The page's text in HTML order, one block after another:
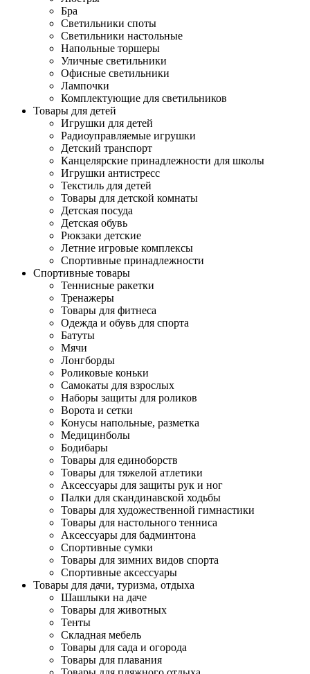
Бра
Светильники споты
Светильники настольные
Напольные торшеры
Уличные светильники
Офисные светильники
Лампочки
Комплектующие для светильников
Товары для детей
Игрушки для детей
Радиоуправляемые игрушки
Детский транспорт
Канцелярские принадлежности для школы
Игрушки антистресс
Текстиль для детей
Товары для детской комнаты
Детская посуда
Детская обувь
Рюкзаки детские
Летние игровые комплексы
Спортивные принадлежности
Спортивные товары
Теннисные ракетки
Тренажеры
Товары для фитнеса
Одежда и обувь для спорта
Батуты
Мячи
Лонгборды
Роликовые коньки
Самокаты для взрослых
Наборы защиты для роликов
Ворота и сетки
Конусы напольные, разметка
Медицинболы
Бодибары
Товары для единоборств
Товары для тяжелой атлетики
Аксессуары для защиты рук и ног
Палки для скандинавской ходьбы
Товары для художественной гимнастики
Товары для настольного тенниса
Аксессуары для бадминтона
Спортивные сумки
Товары для зимних видов спорта
Спортивные аксессуары
Товары для дачи, туризма, отдыха
Шашлыки на даче
Товары для животных
Тенты
Складная мебель
Товары для сада и огорода
Товары для плавания